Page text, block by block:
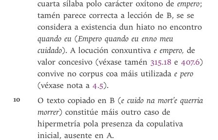
cuarta sílaba polo carácter oxítono deempero;
tamén parece correcta a lección de B, se se
considera a existencia dun hiato no encontro
quando eu (Empero quando eu enno meu
cuidado). A locución conxuntivae empero, de
valor concesivo (véxase tamén 315.18 e407.6)
convive no corpus coa máis utilizadae pero
(véxase nota a4.5).
10 O texto copiado en B (e cuido na mort’e querria
morrer) constitúe máis outro caso de
hipermetría pola presenza da copulativa
inicial, ausente en A.